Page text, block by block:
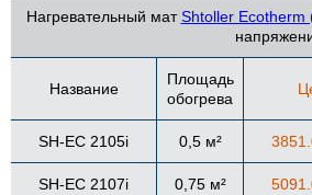
Нагревательный матShtoller Ecotherm
Название
Площадь
обогрева
SH-EC 2105i 0,5 м²
SH-EC 2107i 0,75 м²